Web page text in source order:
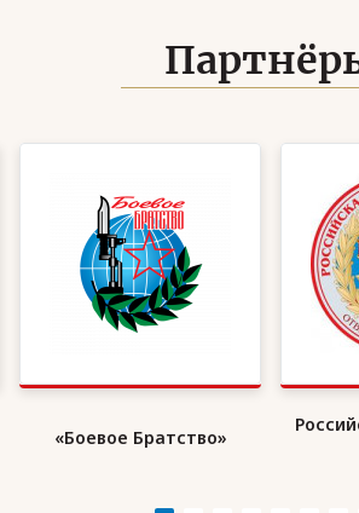
«Боевое Братство»